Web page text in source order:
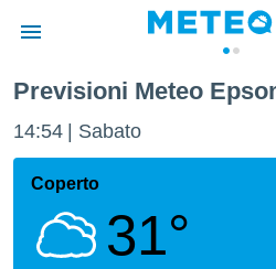
di
per
Previsioni Meteo
14:54 Sabato
Coperto
31°